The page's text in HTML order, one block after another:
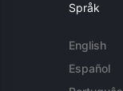
Språk
English
Español